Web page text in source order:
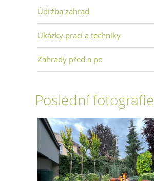
Údržba zahrad
Ukázky prací a techniky
Zahrady před a po
Poslední fotografie